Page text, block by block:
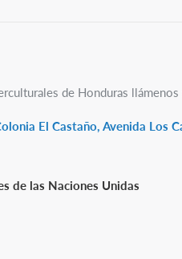
de Honduras
El Castaño, Avenida Los
de las Naciones Unidas